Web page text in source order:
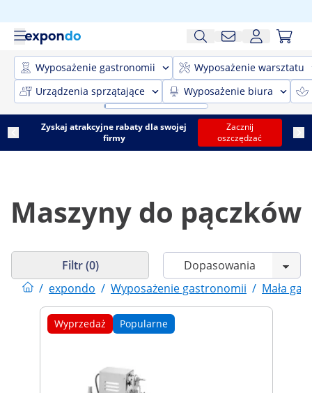
Wyposażenie gastronomii
Wyposażenie warsztatu
Urządzenia sprzątające
Wyposażenie biura
Zyskaj atrakcyjne rabaty dla swojej
firmy
Zacznij
oszczędzać
Maszyny do pączków
/ expondo / Wyposażenie gastronomii / Mała
Filtr (0)
Wyprzedaż Popularne